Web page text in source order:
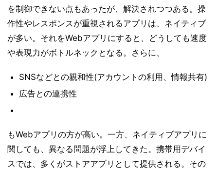
を制御できない点もあったが、解決されつつある。操
作性やレスポンスが重視されるアプリは、ネイティブ
が多い。それをWebアプリにすると、どうしても速度
や表現力がボトルネックとなる。さらに、
SNSなどとの親和性(アカウントの利用、情報共有)
広告との連携性
もWebアプリの方が高い。一方、ネイティブアプリに
関しても、異なる問題が浮上してきた。携帯用デバイ
スでは、多くがストアアプリとして提供される。その